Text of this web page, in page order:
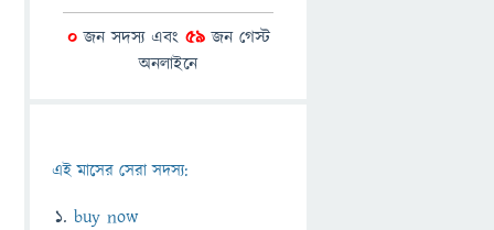
0জন সদস্য এবং 59জন গেস্ট
অনলাইনে
এই মাসের সেরা সদস্য:
buy now